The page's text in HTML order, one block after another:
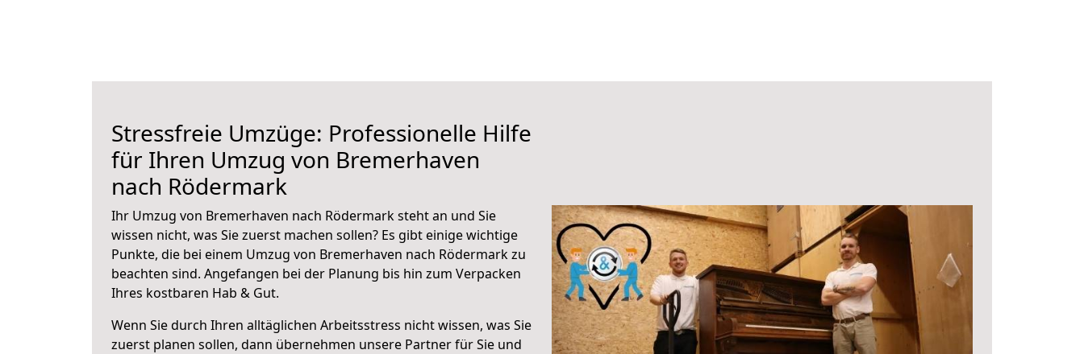
Stressfreie Umzüge: Professionelle Hilfe
für Ihren Umzug von Bremerhaven
nach Rödermark
Ihr Umzug von Bremerhaven nach Rödermark steht an und Sie
wissen nicht, was Sie zuerst machen sollen? Es gibt einige wichtige
Punkte, die bei einem Umzug von Bremerhaven nach Rödermark zu
beachten sind. Angefangen bei der Planung bis hin zum Verpacken
Ihres kostbaren Hab & Gut.
Wenn Sie durch Ihren alltäglichen Arbeitsstress nicht wissen, was Sie
zuerst planen sollen, dann übernehmen unsere Partner für Sie und